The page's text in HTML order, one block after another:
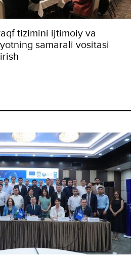
tizimini ijtimoiy va
samarali vositasi